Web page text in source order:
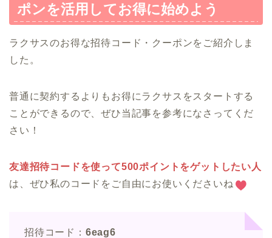
ポンを活用してお得に始めよう
ラクサスのお得な招待コード・クーポンをご紹介しま
した。
普通に契約するよりもお得にラクサスをスタートする
ことができるので、ぜひ当記事を参考になさってくだ
さい！
友達招待コードを使って500ポイントをゲットしたい人
は、ぜひ私のコードをご自由にお使いくださいね
招待コード： 6eag6